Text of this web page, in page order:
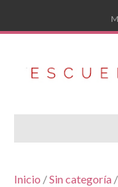
Inicio /Sin categoría